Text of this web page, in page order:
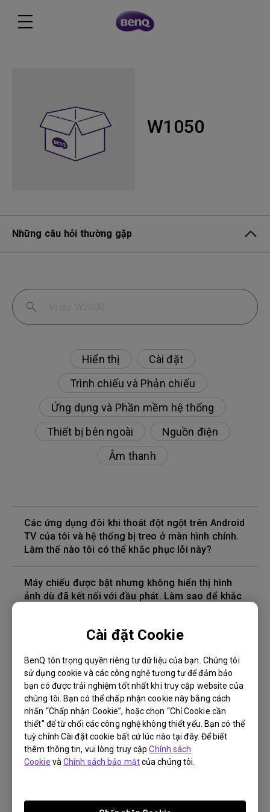
Cài đặt Cookie
BenQ tôn trọng quyền riêng tư dữ liệu của bạn. Chúng tôi
sử dụng cookie và các công nghệ tương tự để đảm bảo
bạn có được trải nghiệm tốt nhất khi truy cập website của
chúng tôi. Bạn có thể chấp nhận cookie này bằng cách
nhấn “Chấp nhận Cookie”, hoặc chọn “Chỉ Cookie cần
thiết” để từ chối các công nghệ không thiết yếu. Bạn có thể
tuỳ chỉnh Cài đặt cookie bất cứ lúc nào tại đây. Để biết
thêm thông tin, vui lòng truy cậpChính sách
Cookie vàChính sách bảo mậtcủa chúng tôi.
W1050
Những câu hỏi thường gặp
Hiển thị
Cài đặt
Trình chiếu và Phản chiếu
Ứng dụng và Phần mềm hệ thống
Thiết bị bên ngoài
Nguồn điện
Âm thanh
Các ứng dụng đôi khi thoát đột ngột trên Android
TV của tôi và hệ thống bị treo ở màn hình chính.
Làm thế nào tôi có thể khắc phục lỗi này?
Máy chiếu được bật nhưng không hiển thị hình
ảnh dù đã kết nối với đầu phát. Làm sao để khắc
Phiên bản cáp HDMI nào tương thích với 4K HDR?
Độ sâu của màu trong menu OSD không chính
xác, làm cách nào để khắc phục điều này?
Làm cách nào để thay bóng đèn máy chiếu và
đặt lại bộ hẹn giờ của bóng đèn?
Máy chiếu bị nóng ở chế độ chờ standby. Làm